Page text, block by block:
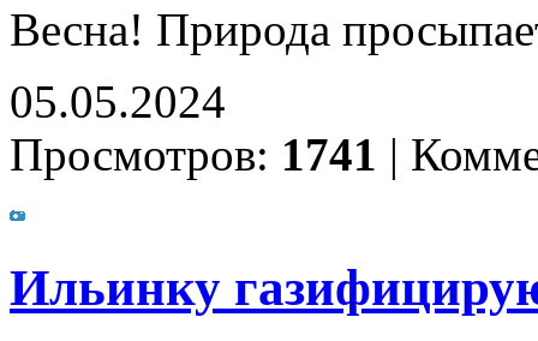
Весна! Природа
05.05.2024
Просмотров: 1741 |
Ильинку